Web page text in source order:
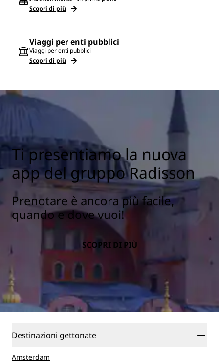
Scopri di più
Viaggi per enti pubblici
Viaggi per enti pubblici
Scopri di più
Ti presentiamo la nuova
app del gruppo Radisson
Prenotare è ancora più facile,
quando e dove vuoi!
SCOPRI DI PIÙ
Destinazioni gettonate
Amsterdam